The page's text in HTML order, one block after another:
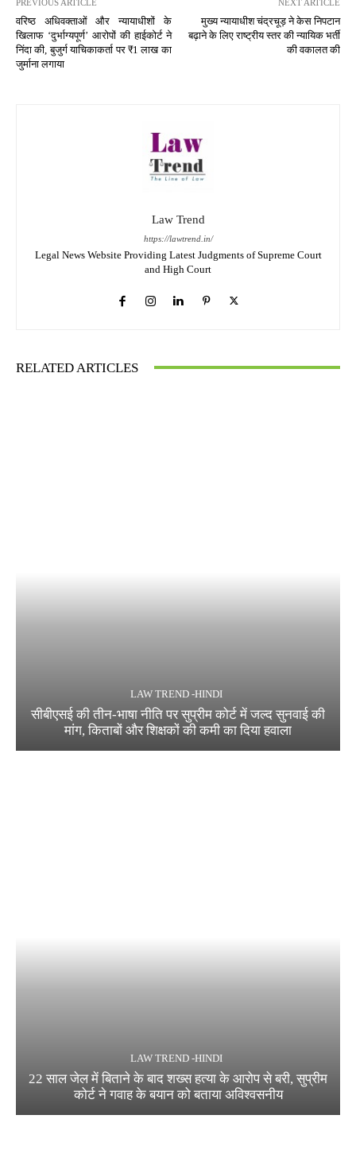
PREVIOUS ARTICLE
वरिष्ठ अधिवक्ताओं और न्यायाधीशों के
खिलाफ ‘दुर्भाग्यपूर्ण’ आरोपों की हाईकोर्ट ने
निंदा की, बुजुर्ग याचिकाकर्ता पर ₹1 लाख का
जुर्माना लगाया
NEXT ARTICLE
मुख्य न्यायाधीश चंद्रचूड़ ने केस निपटान
बढ़ाने के लिए राष्ट्रीय स्तर की न्यायिक भर्ती
की वकालत की
Law Trend
https://lawtrend.in/
Legal News Website Providing Latest Judgments of Supreme Court
and High Court
RELATED ARTICLES
LAW TREND -HINDI
सीबीएसई की तीन-भाषा नीति पर सुप्रीम कोर्ट में जल्द सुनवाई की
मांग, किताबों और शिक्षकों की कमी का दिया हवाला
LAW TREND -HINDI
22 साल जेल में बिताने के बाद शख्स हत्या के आरोप से बरी, सुप्रीम
कोर्ट ने गवाह के बयान को बताया अविश्वसनीय